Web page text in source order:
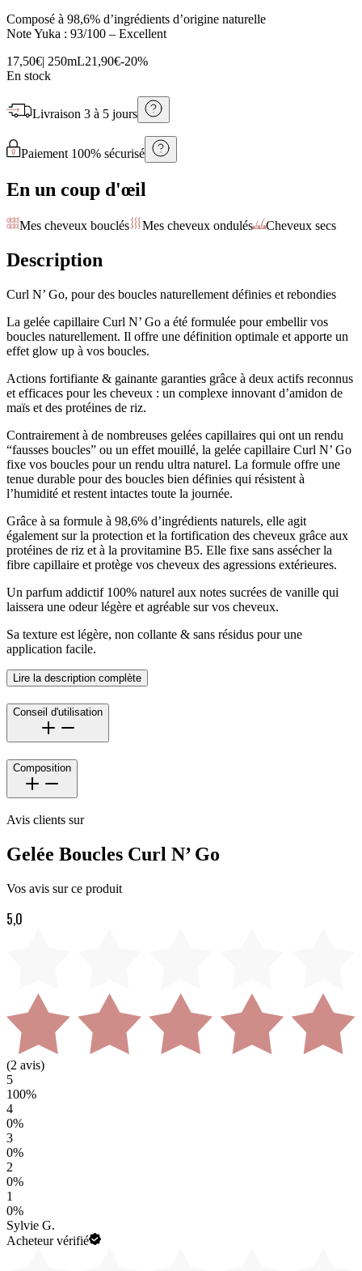
Composé à 98,6% d’ingrédients d’origine naturelle
Note Yuka : 93/100 – Excellent
17,50€| 250mL21,90€-20%
En stock
Livraison 3 à 5 jours
Paiement 100% sécurisé
En un coup d'œil
Mes cheveux bouclés Mes cheveux ondulés Cheveux secs
Description
Curl N’ Go, pour des boucles naturellement définies et rebondies
La gelée capillaire Curl N’ Go a été formulée pour embellir vos
boucles naturellement. Il offre une définition optimale et apporte un
effet glow up à vos boucles.
Actions fortifiante & gainante garanties grâce à deux actifs reconnus
et efficaces pour les cheveux : un complexe innovant d’amidon de
maïs et des protéines de riz.
Contrairement à de nombreuses gelées capillaires qui ont un rendu
“fausses boucles” ou un effet mouillé, la gelée capillaire Curl N’ Go
fixe vos boucles pour un rendu ultra naturel. La formule offre une
tenue durable pour des boucles bien définies qui résistent à
l’humidité et restent intactes toute la journée.
Grâce à sa formule à 98,6% d’ingrédients naturels, elle agit
également sur la protection et la fortification des cheveux grâce aux
protéines de riz et à la provitamine B5. Elle fixe sans assécher la
fibre capillaire et protège vos cheveux des agressions extérieures.
Un parfum addictif 100% naturel aux notes sucrées de vanille qui
laissera une odeur légère et agréable sur vos cheveux.
Sa texture est légère, non collante & sans résidus pour une
application facile.
Lire la description complète
Conseil d'utilisation
Composition
Avis clients sur
Gelée Boucles Curl N’ Go
Vos avis sur ce produit
5,0
(2 avis)
5
100%
4
0%
3
0%
2
0%
1
0%
Sylvie G.
Acheteur vérifié